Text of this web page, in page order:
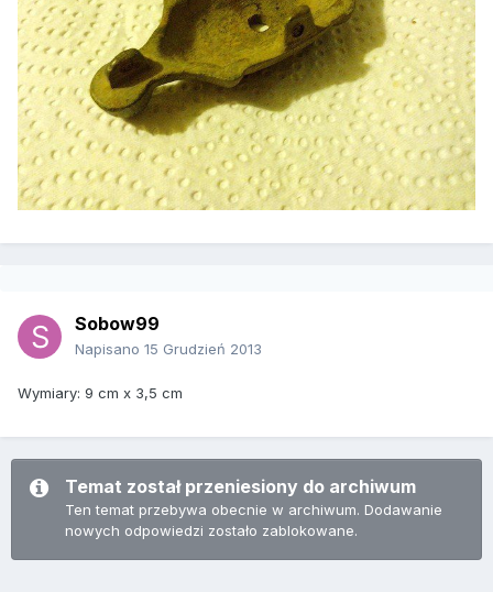
Sobow99
Napisano 15 Grudzień 2013
Wymiary: 9 cm x 3,5 cm
Temat został przeniesiony do archiwum
Ten temat przebywa obecnie w archiwum. Dodawanie
nowych odpowiedzi zostało zablokowane.